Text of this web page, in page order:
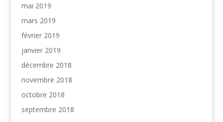
mai 2019
mars 2019
février 2019
janvier 2019
décembre 2018
novembre 2018
octobre 2018
septembre 2018